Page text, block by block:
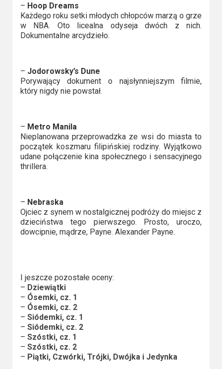
– Hoop Dreams
Każdego roku setki młodych chłopców marzą o grze
w NBA. Oto licealna odyseja dwóch z nich.
Dokumentalne arcydzieło.
– Jodorowsky’s Dune
Porywający dokument o najsłynniejszym filmie,
który nigdy nie powstał.
– Metro Manila
Nieplanowana przeprowadzka ze wsi do miasta to
początek koszmaru filipińskiej rodziny. Wyjątkowo
udane połączenie kina społecznego i sensacyjnego
thrillera.
– Nebraska
Ojciec z synem w nostalgicznej podróży do miejsc z
dzieciństwa tego pierwszego. Prosto, uroczo,
dowcipnie, mądrze, Payne. Alexander Payne.
I jeszcze pozostałe oceny:
– Dziewiątki
– Ósemki, cz. 1
– Ósemki, cz. 2
– Siódemki, cz. 1
– Siódemki, cz. 2
– Szóstki, cz. 1
– Szóstki, cz. 2
– Piątki, Czwórki, Trójki, Dwójka i Jedynka